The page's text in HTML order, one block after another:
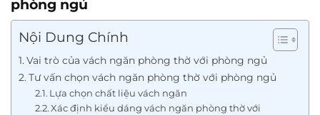
phòng ngủ
Nội Dung Chính
Vai trò của vách ngăn phòng thờ với phòng ngủ
Tư vấn chọn vách ngăn phòng thờ với phòng ngủ
Lựa chọn chất liệu vách ngăn
Xác định kiểu dáng vách ngăn phòng thờ với